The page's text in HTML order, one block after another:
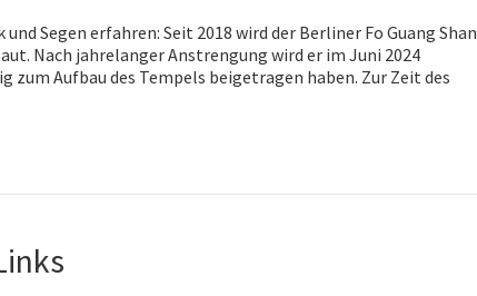
Segen erfahren: Seit 2018 wird der Berliner Fo Guang Shan
Nach jahrelanger Anstrengung wird er im Juni 2024
Aufbau des Tempels beigetragen haben. Zur Zeit des